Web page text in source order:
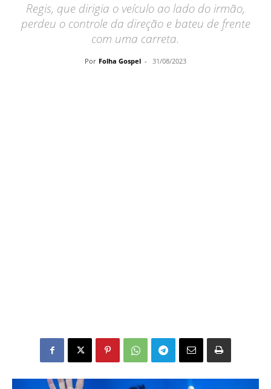
Regis, que dirigia o veículo ao lado do irmão,
perdeu o controle da direção e bateu de frente
com uma carreta.
Por Folha Gospel - 31/08/2023